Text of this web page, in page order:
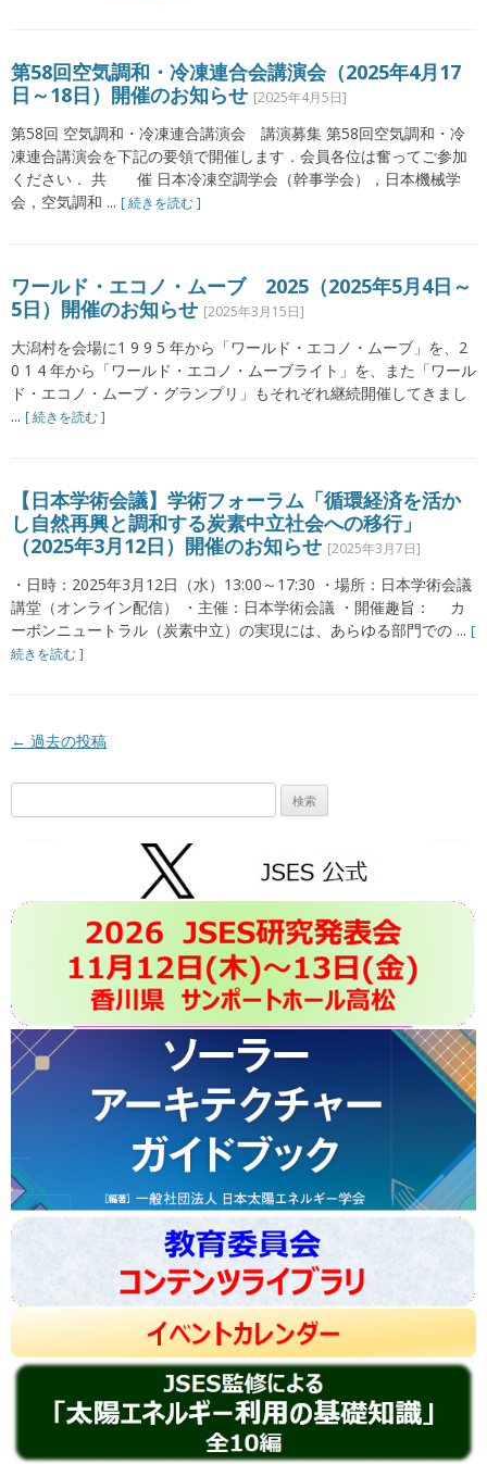
第58回空気調和・冷凍連合会講演会（2025年4月17
日～18日）開催のお知らせ [2025年4月5日]
第58回 空気調和・冷凍連合講演会 講演募集 第58回空気調和・冷
凍連合講演会を下記の要領で開催します．会員各位は奮ってご参加
ください． 共 催 日本冷凍空調学会（幹事学会），日本機械学
会，空気調和 ... [ 続きを読む ]
ワールド・エコノ・ムーブ 2025（2025年5月4日～
5日）開催のお知らせ [2025年3月15日]
大潟村を会場に1 9 9 5 年から「ワールド・エコノ・ムーブ」を、2
0 1 4 年から「ワールド・エコノ・ムーブライト」を、また「ワール
ド・エコノ・ムーブ・グランプリ」もそれぞれ継続開催してきまし
... [ 続きを読む ]
【日本学術会議】学術フォーラム「循環経済を活か
し自然再興と調和する炭素中立社会への移行」
（2025年3月12日）開催のお知らせ [2025年3月7日]
・日時：2025年3月12日（水）13:00～17:30 ・場所：日本学術会議
講堂（オンライン配信） ・主催：日本学術会議 ・開催趣旨： カ
ーボンニュートラル（炭素中立）の実現には、あらゆる部門での ... [
続きを読む ]
投稿ナビゲーション
← 過去の投稿
索: